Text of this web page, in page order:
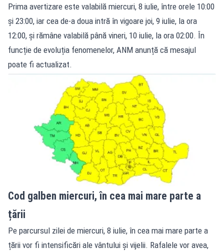
Prima avertizare este valabilă miercuri, 8 iulie, între orele 10:00
și 23:00, iar cea de-a doua intră în vigoare joi, 9 iulie, la ora
12:00, și rămâne valabilă până vineri, 10 iulie, la ora 02:00. În
funcție de evoluția fenomenelor, ANM anunță că mesajul
poate fi actualizat.
Cod galben miercuri, în cea mai mare parte a
țării
Pe parcursul zilei de miercuri, 8 iulie, în cea mai mare parte a
țării vor fi intensificări ale vântului și vijelii. Rafalele vor avea,